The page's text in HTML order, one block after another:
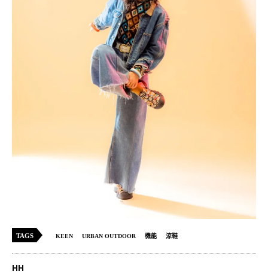
TAGS KEEN URBAN OUTDOOR 機能 涼鞋
HH